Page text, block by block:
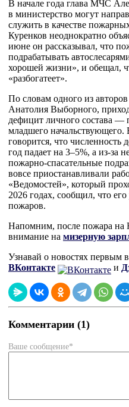
В начале года глава МЧС
в министерство могут
служить в качестве
Куренков неоднократно
июне он рассказывал, что
подрабатывать
хорошей жизни», и обещал,
«разбогатеет».
По словам одного из авторов
Анатолия Выборного,
дефицит личного состава —
младшего начальствующего.
говорится, что численность
год падает на 3–5%, а из-за
пожарно-спасательные
вовсе приостанавливали
«Ведомостей», который
2026 годах, сообщил, что
пожаров.
Напомним, после пожара на
внимание на мизерную
Узнавай о новостях первым в
ВКонтакте
и
Комментарии (1)
Ваше сообщение*